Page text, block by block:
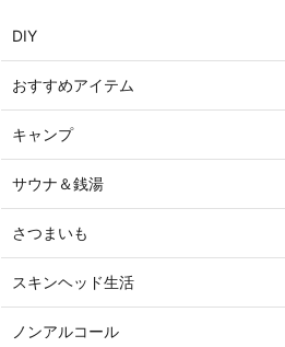
DIY
おすすめアイテム
キャンプ
サウナ＆銭湯
さつまいも
スキンヘッド生活
ノンアルコール